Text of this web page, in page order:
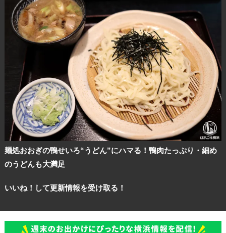
麺処おおぎの鴨せいろ“うどん”にハマる！鴨肉たっぷり・細め
のうどんも大満足
いいね！して更新情報を受け取る！